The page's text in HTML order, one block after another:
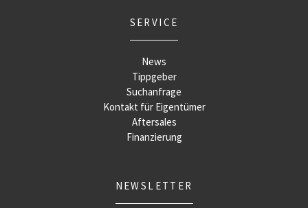
SERVICE
News
Tippgeber
Suchanfrage
Kontakt für Eigentümer
Aftersales
Finanzierung
NEWSLETTER